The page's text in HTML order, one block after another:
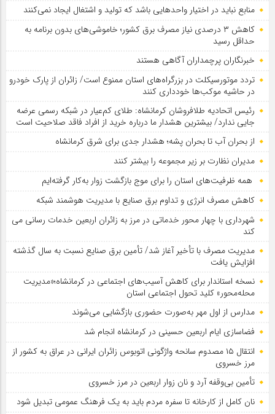
منابع نباید در اختیار واحدهایی باشد که تولید و اشتغال ایجاد نمی‌کنند
کاهش ۳ درصدی نیاز مصرف برق کشور؛ خاموشی‌های بدون برنامه به
حداقل رسید
خبرنگاران پرچمداران آگاهی هستند
تردد موتورسیکلت در بزرگراه‌های استان ممنوع است/ زائران از پارک خودرو
در حاشیه موکب‌ها خودداری کنند
رئیس اتحادیه طلافروشان کرمانشاه: طلای کم‌عیار در شبکه رسمی عرضه
جایی ندارد/ بیشترین هشدار ما درباره خرید از افراد فاقد صلاحیت است
از بحران آب تا بحران پشه؛ هشدار جدی برای شرق کرمانشاه
مدیران نظارت بر زیر مجموعه را بیشتر کنند
همه ظرفیت‌های استان را برای موج بازگشت زوار به‌کار گرفته‌ایم
کاهش مصرف انرژی و تداوم برق صنایع با مدیریت هوشمند شبکه
شهرداری با چهار محور خدماتی در مرز به زائران اربعین خدمات رسانی می
کند
مدیریت مصرف با تأخیر آغاز شد/ تأمین برق صنایع نسبت به سال گذشته
افزایش یافت
نسخه استاندار برای کاهش آسیب‌های اجتماعی در کرمانشاه؛«مدیریت
محله‌محور» کلید تحول اجتماعی استان
مدارس از اول مهر به‌صورت حضوری بازگشایی می‌شوند
فضاسازی ایام اربعین حسینی در کرمانشاه انجام شد
انتقال ۱۵ مصدوم سانحه واژگونی اتوبوس زائران ایرانی در عراق به کشور از
مرز خسروی
تأمین بی‌وقفه آرد و نان زوار اربعین در مرز خسروی
نان کامل از کارخانه تا سفره مردم باید به یک فرهنگ عمومی تبدیل شود